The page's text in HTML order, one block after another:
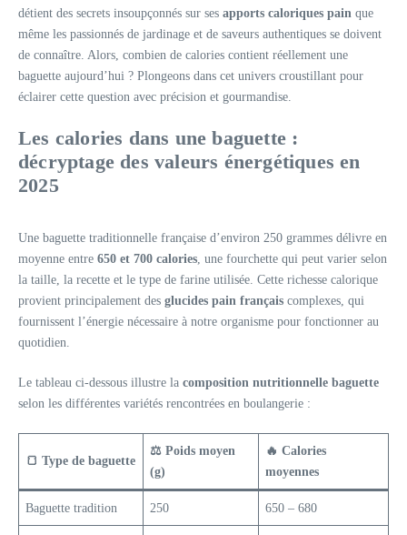
détient des secrets insoupçonnés sur ses apports caloriques pain que
même les passionnés de jardinage et de saveurs authentiques se doivent
de connaître. Alors, combien de calories contient réellement une
baguette aujourd’hui ? Plongeons dans cet univers croustillant pour
éclairer cette question avec précision et gourmandise.
Les calories dans une baguette :
décryptage des valeurs énergétiques en
2025
Une baguette traditionnelle française d’environ 250 grammes délivre en
moyenne entre 650 et 700 calories, une fourchette qui peut varier selon
la taille, la recette et le type de farine utilisée. Cette richesse calorique
provient principalement des glucides pain français complexes, qui
fournissent l’énergie nécessaire à notre organisme pour fonctionner au
quotidien.
Le tableau ci-dessous illustre la composition nutritionnelle baguette
selon les différentes variétés rencontrées en boulangerie :
🍞 Type de baguette
⚖️ Poids moyen
(g)
🔥 Calories
moyennes
Baguette tradition 250 650 – 680